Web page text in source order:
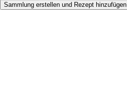
Sammlung erstellen und Rezept hinzufügen